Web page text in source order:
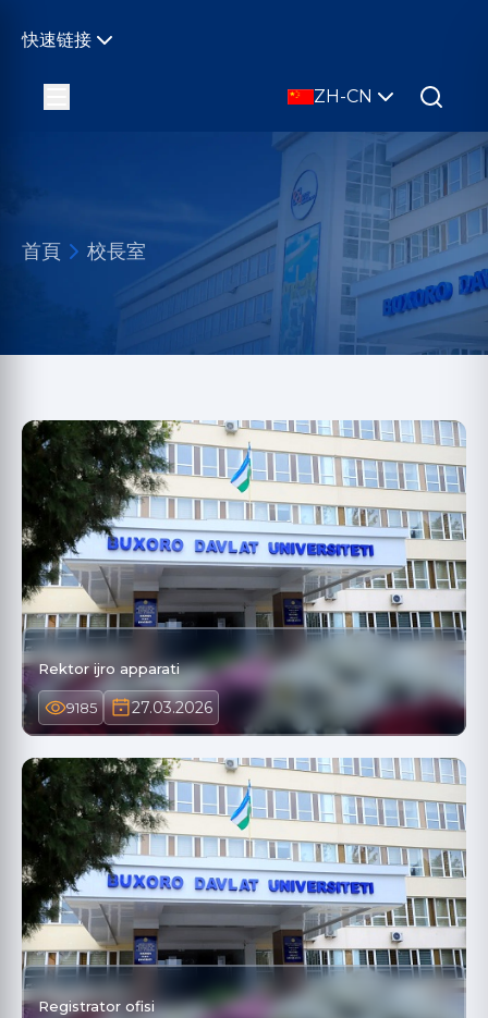
快速链接
ZH-CN
首頁 校長室
Rektor ijro apparati
9185 27.03.2026
Registrator ofisi